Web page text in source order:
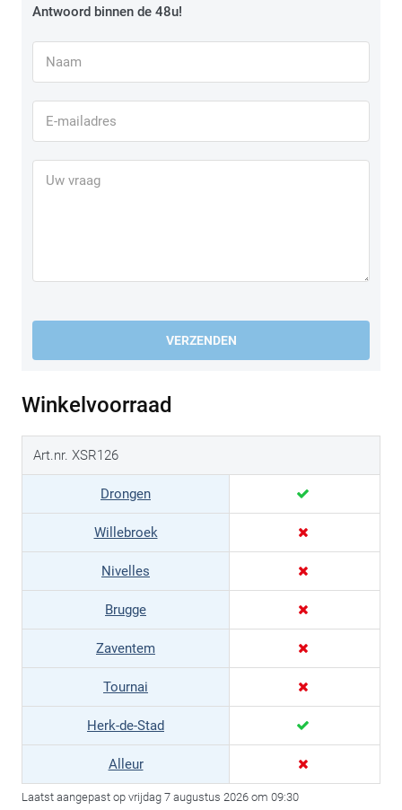
Antwoord binnen de 48u!
VERZENDEN
Winkelvoorraad
Art.nr. XSR126
Drongen
Willebroek
Nivelles
Brugge
Zaventem
Tournai
Herk-de-Stad
Alleur
Laatst aangepast op vrijdag 7 augustus 2026 om 09:30